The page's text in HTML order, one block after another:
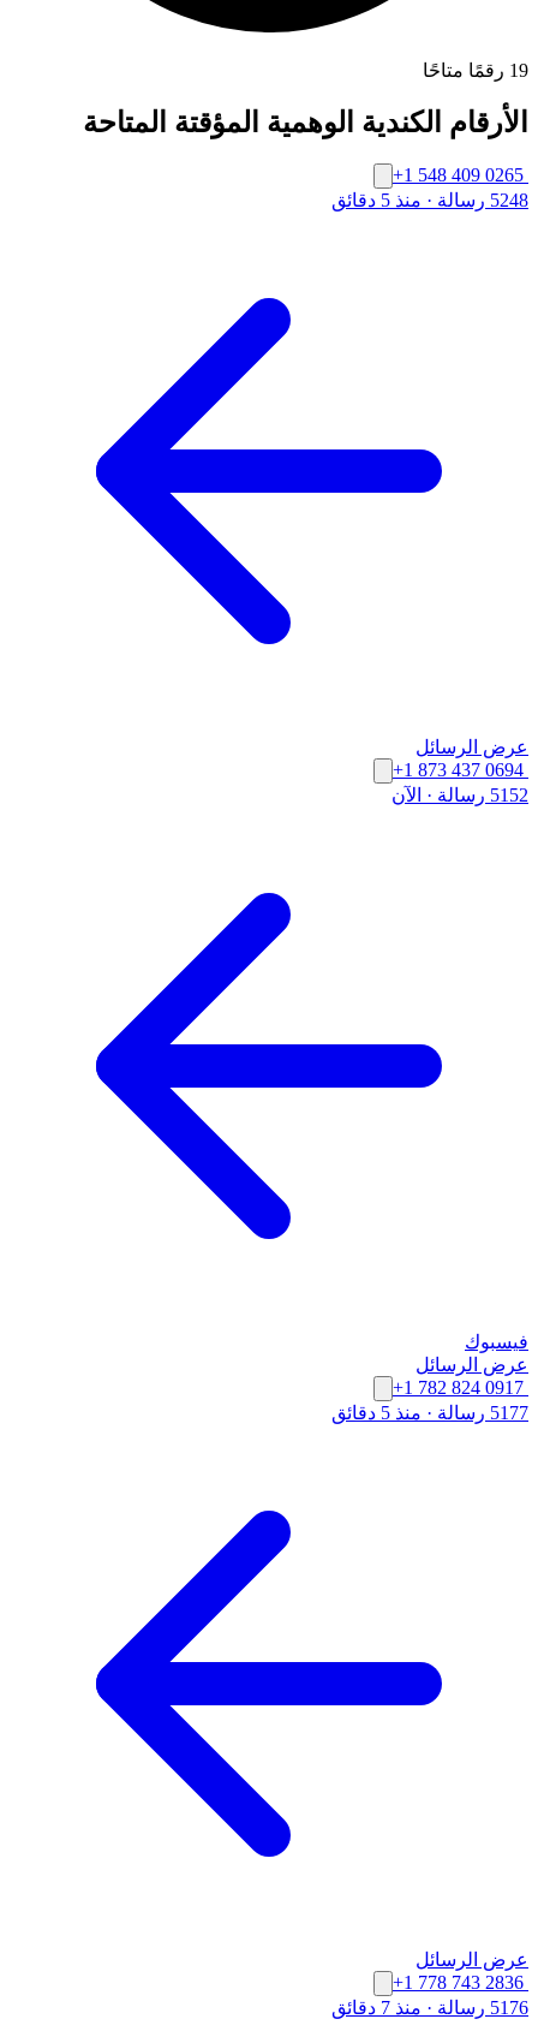
19 رقمًا متاحًا
الأرقام الكندية الوهمية المؤقتة المتاحة
+1 548 409 0265
5248 رسالة
· منذ 5 دقائق
عرض الرسائل
+1 873 437 0694
5152 رسالة
· الآن
فيسبوك
عرض الرسائل
+1 782 824 0917
5177 رسالة
· منذ 5 دقائق
عرض الرسائل
+1 778 743 2836
5176 رسالة
· منذ 7 دقائق